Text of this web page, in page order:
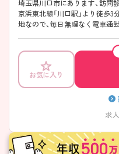
埼玉県川口市にあります、訪問
京浜東北線「川口駅」より徒歩
地なので、毎日無理なく電車
す♪同行するドクターはもちろ
垣根なくチーム連携が取れてい
環境です♪「訪問診療＝個人宅
も、当クリニックの訪問先は契
戦して頂けます◎ ご興味をお
お気に入り
求